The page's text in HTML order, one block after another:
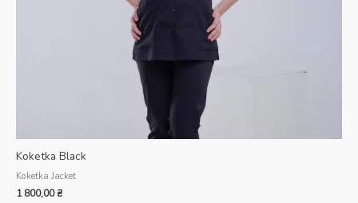
Koketka Black
Koketka Jacket
1 800,00₴